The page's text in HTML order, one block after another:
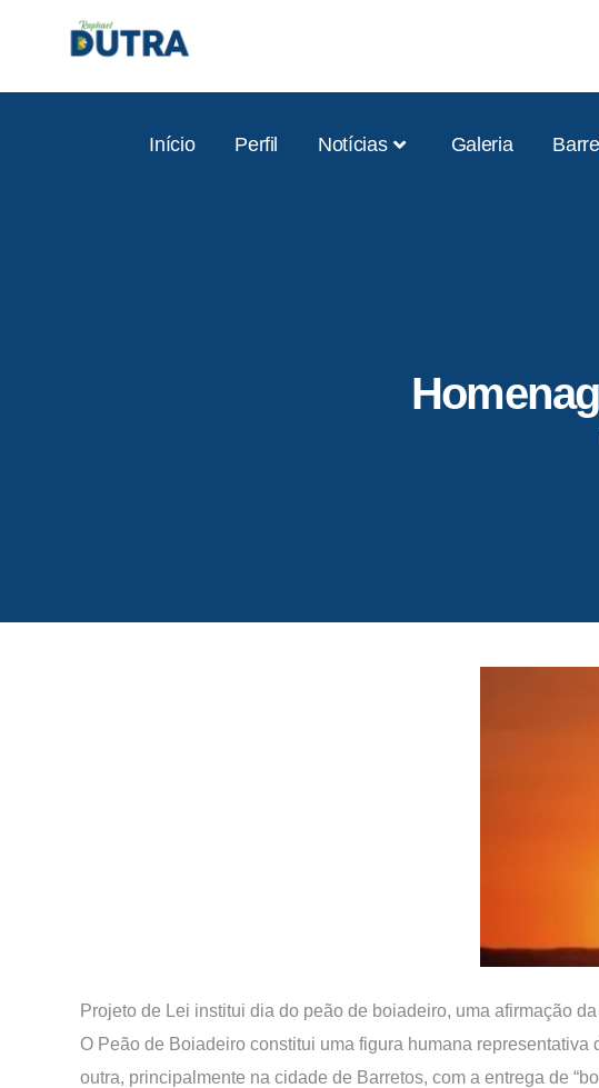
Início Perfil Notícias Galeria
Projeto de Lei institui dia do peão de boiadeiro, uma afirmação
O Peão de Boiadeiro constitui uma figura humana
outra, principalmente na cidade de Barretos, com a entrega de